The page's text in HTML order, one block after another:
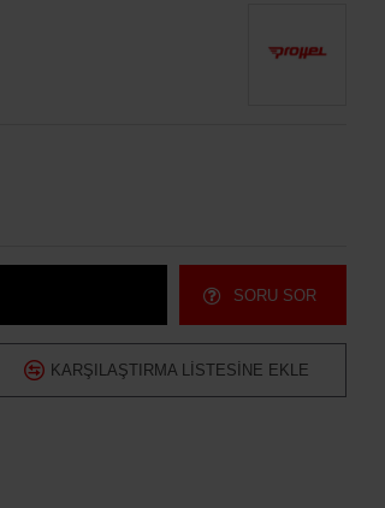
SORU SOR
KARŞILAŞTIRMA LISTESINE EKLE